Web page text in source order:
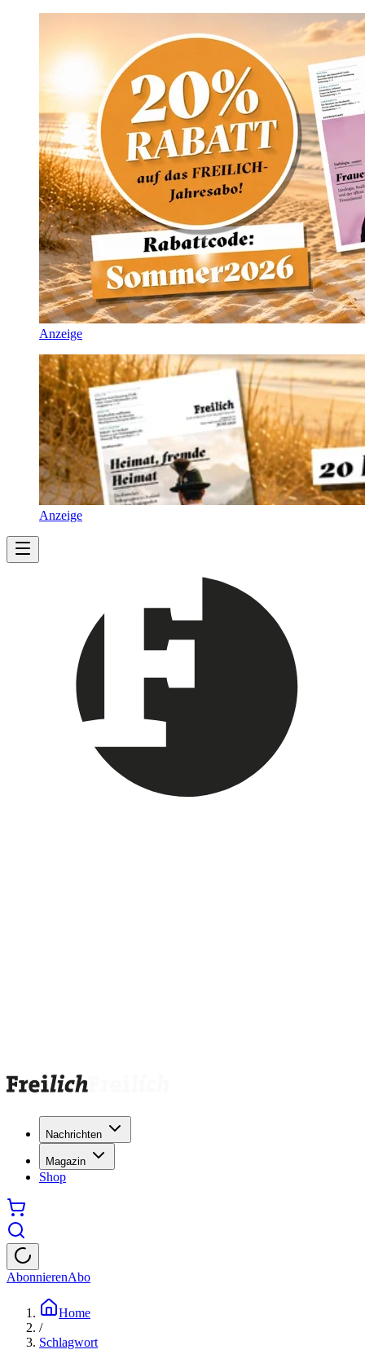
Anzeige
Anzeige
Nachrichten
Magazin
Shop
AbonnierenAbo
Home
/
Schlagwort